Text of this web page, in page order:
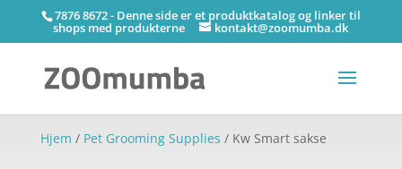
7876 8672 - Denne side er et produktkatalog og linker til
shops med produkterne kontakt@zoomumba.dk
Hjem / Pet Grooming Supplies / Kw Smart sakse